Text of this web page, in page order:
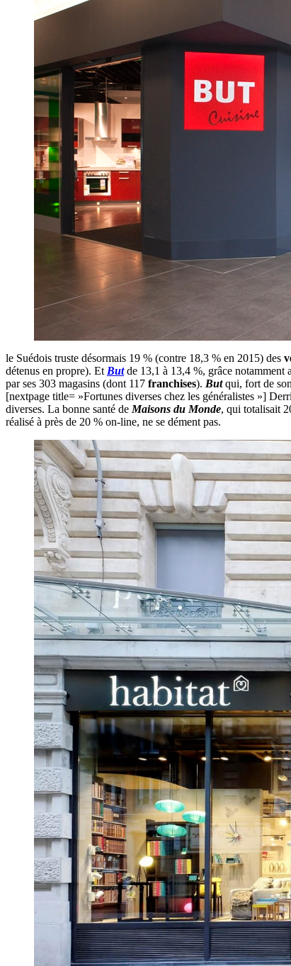
le Suédois truste désormais 19 % (contre 18,3 % en 2015) des
détenus en propre). Et Butde 13,1 à 13,4 %, grâce notamment
par ses 303 magasins (dont 117 franchises). Butqui, fort de
[nextpage title= »Fortunes diverses chez les généralistes »]
diverses. La bonne santé de Maisons du Monde, qui totalisait
réalisé à près de 20 % on-line, ne se dément pas.